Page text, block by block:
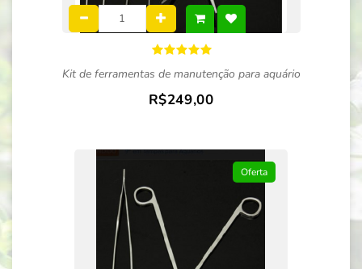
Kit de ferramentas de manutenção para aquário
R$249,00
Oferta